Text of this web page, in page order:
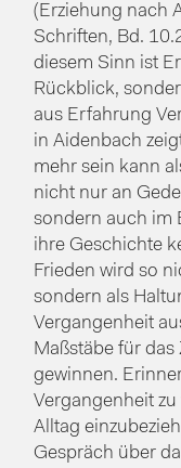
(Erziehung nach
Schriften, Bd.
diesem Sinn ist
Rückblick,
aus Erfahrung
in Aidenbach
mehr sein kann
nicht nur an
sondern auch im
ihre Geschichte
Frieden wird so
sondern als
Vergangenheit
Maßstäbe für
gewinnen.
Vergangenheit
Alltag
Gespräch über